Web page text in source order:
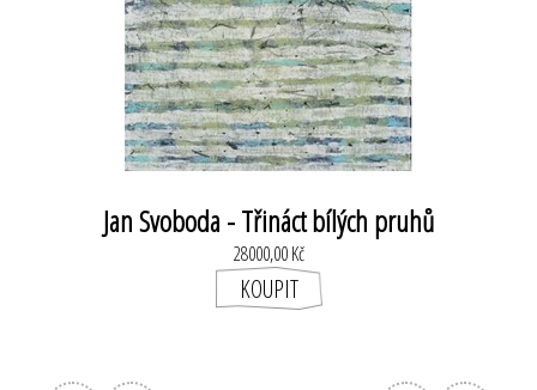
Jan Svoboda - Třináct bílých pruhů
28000,00 Kč